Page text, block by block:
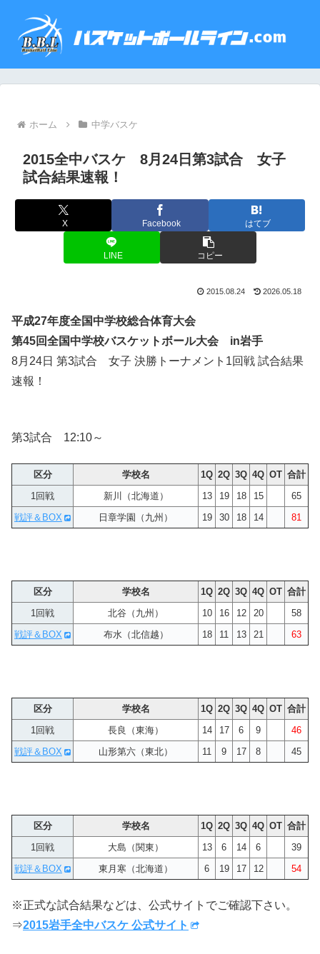
ホーム 中学バスケ
2015全中バスケ 8月24日第3試合 女子
試合結果速報！
X Facebook はてブ
LINE コピー
2015.08.24 2026.05.18
平成27年度全国中学校総合体育大会
第45回全国中学校バスケットボール大会 in岩手
8月24日 第3試合 女子 決勝トーナメント1回戦 試合結果
速報！
第3試合 12:10～
区分 学校名 1Q 2Q 3Q 4Q OT 合計
1回戦
新川（北海道） 13 19 18 15
65
戦評＆BOX
日章学園（九州） 19 30 18 14 81
区分 学校名 1Q 2Q 3Q 4Q OT 合計
1回戦
北谷（九州） 10 16 12 20
58
戦評＆BOX
布水（北信越） 18 11 13 21 63
区分 学校名 1Q 2Q 3Q 4Q OT 合計
1回戦
長良（東海） 14 17 6 9
46
戦評＆BOX
山形第六（東北） 11 9 17 8 45
区分 学校名 1Q 2Q 3Q 4Q OT 合計
1回戦
大島（関東） 13 6 14 6
39
戦評＆BOX
東月寒（北海道） 6 19 17 12 54
※正式な試合結果などは、公式サイトでご確認下さい。
⇒2015岩手全中バスケ 公式サイト